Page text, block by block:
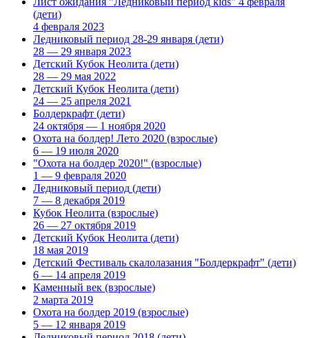
(дети)
4 февраля 2023
Ледниковый период 28-29 января (дети)
28 — 29 января 2023
Детский Кубок Неолита (дети)
28 — 29 мая 2022
Детский Кубок Неолита (дети)
24 — 25 апреля 2021
Болдеркрафт (дети)
24 октября — 1 ноября 2020
Охота на болдер! Лето 2020 (взрослые)
6 — 19 июля 2020
"Охота на болдер 2020!" (взрослые)
1 — 9 февраля 2020
Ледниковый период (дети)
7 — 8 декабря 2019
Кубок Неолита (взрослые)
26 — 27 октября 2019
Детский Кубок Неолита (дети)
18 мая 2019
Детский Фестиваль скалолазания "Болдеркрафт" (дети)
6 — 14 апреля 2019
Каменный век (взрослые)
2 марта 2019
Охота на болдер 2019 (взрослые)
5 — 12 января 2019